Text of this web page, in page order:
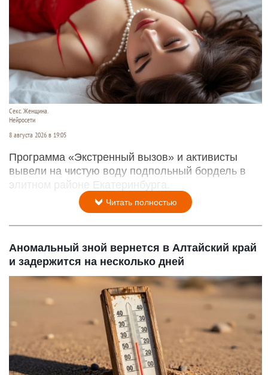
Секс. Женщина.
Нейросети
8 августа 2026 в 19:05
Программа «Экстренный вызов» и активисты
вывели на чистую воду подпольный бордель в
элитном районе Екатеринбурга.
Читать полностью
Аномальный зной вернется в Алтайский край
и задержится на несколько дней